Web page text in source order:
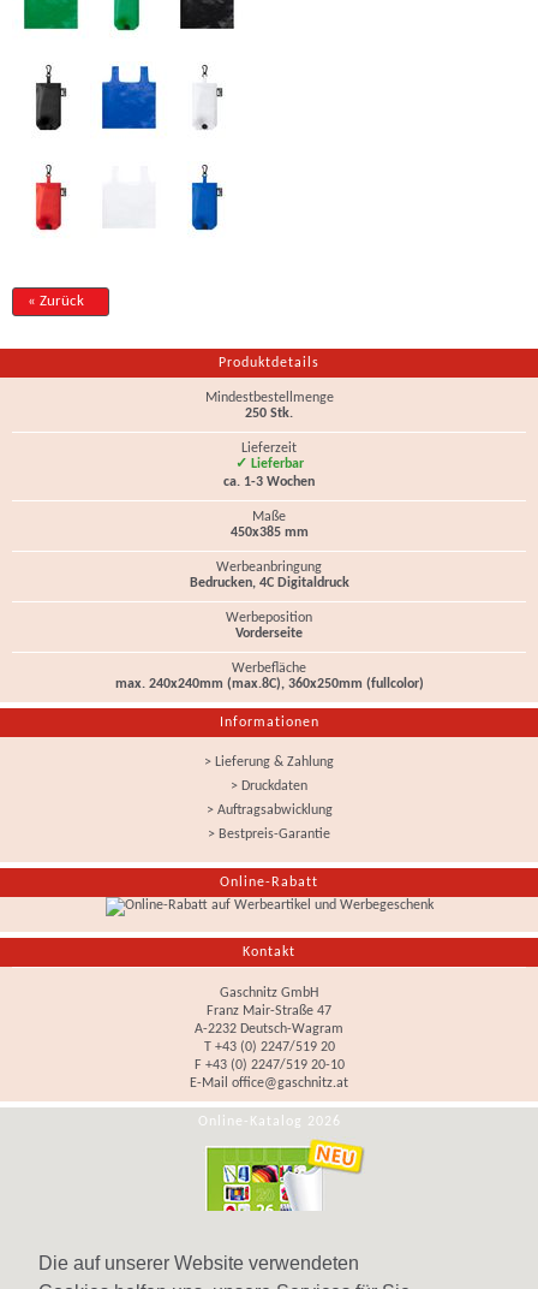
Die auf unserer Website verwendeten
« Zurück
Produktdetails
Mindestbestellmenge
250 Stk.
Lieferzeit
✓ Lieferbar
ca. 1-3 Wochen
Maße
450x385 mm
Werbeanbringung
Bedrucken, 4C Digitaldruck
Werbeposition
Vorderseite
Werbefläche
max. 240x240mm (max.8C), 360x250mm (fullcolor)
Informationen
> Lieferung & Zahlung
> Druckdaten
> Auftragsabwicklung
> Bestpreis-Garantie
Online-Rabatt
Kontakt
Gaschnitz GmbH
Franz Mair-Straße 47
A-2232 Deutsch-Wagram
T +43 (0) 2247/519 20
F +43 (0) 2247/519 20-10
E-Mail office@gaschnitz.at
Online-Katalog 2026